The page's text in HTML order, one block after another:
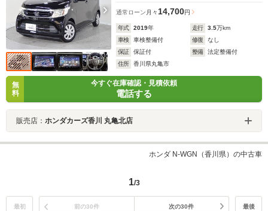
通常ローン 月々14,700円
年式 2019年 走行 3.5万km
車検
車検整備付 修復
なし
保証
保証付 整備
法定整備付
住所
香川県丸亀市
無
料
今すぐ在庫確認・見積依頼
電話する
販売店： ホンダカーズ香川 丸亀北店
ホンダ N-WGN（香川県）の中古車
1/3
最初 前の30件 次の30件 最後